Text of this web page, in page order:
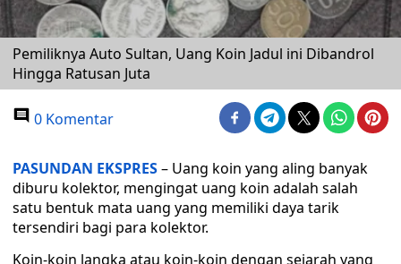
Pemiliknya Auto Sultan, Uang Koin Jadul ini Dibandrol
Hingga Ratusan Juta
0 Komentar
PASUNDAN EKSPRES– Uang koin yang aling banyak
diburu kolektor, mengingat uang koin adalah salah
satu bentuk mata uang yang memiliki daya tarik
tersendiri bagi para kolektor.
Koin-koin langka atau koin-koin dengan sejarah yang